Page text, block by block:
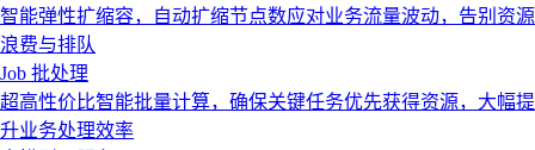
智能弹性扩缩容，自动扩缩节点数应对业务流量波动，告别资源
浪费与排队
Job 批处理
超高性价比智能批量计算，确保关键任务优先获得资源，大幅提
升业务处理效率